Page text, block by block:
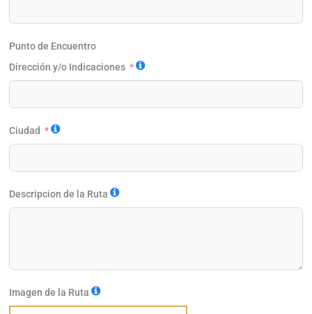
Punto de Encuentro
Dirección y/o Indicaciones
Ciudad
Descripcion de la Ruta
Imagen de la Ruta